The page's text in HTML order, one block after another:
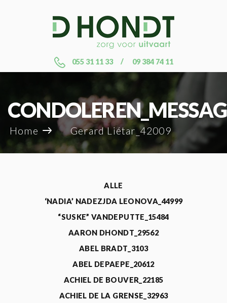
055 31 11 33 09 384 74 11
Home Gerard Liétar_42009
ALLE
‘NADIA’ NADEZJDA LEONOVA_44999
“SUSKE” VANDEPUTTE_15484
AARON DHONDT_29562
ABEL BRADT_3103
ABEL DEPAEPE_20612
ACHIEL DE BOUVER_22185
ACHIEL DE LA GRENSE_32963